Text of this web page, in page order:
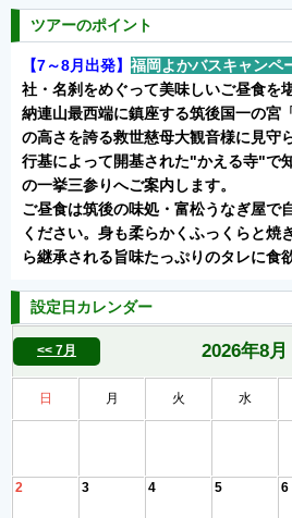
ツアーのポイント
【7～8月出発】 福岡よかバスキャンペ
社・名刹をめぐって美味しいご昼食を
納連山最西端に鎮座する筑後国一の宮
の高さを誇る救世慈母大観音様に見守
行基によって開基された"かえる寺"で
の一挙三参りへご案内します。
ご昼食は筑後の味処・富松うなぎ屋で
ください。身も柔らかくふっくらと焼
ら継承される旨味たっぷりのタレに食
設定日カレンダー
<< 7月 2026年8月
日 月 火 水
2 3 4 5 6